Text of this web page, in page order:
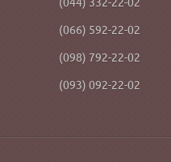
(066) 592-22-02
(098) 792-22-02
(093) 092-22-02